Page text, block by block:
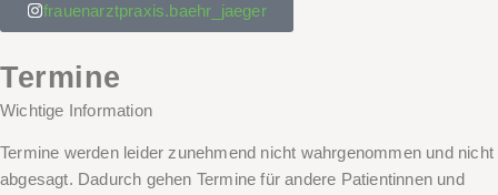
frauenarztpraxis.baehr_jaeger
Termine
Wichtige Information
Termine werden leider zunehmend nicht wahrgenommen und nicht
abgesagt. Dadurch gehen Termine für andere Patientinnen und